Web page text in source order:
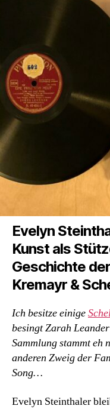
Evelyn
Kunst als
Geschichte
Kremayr &
Ich besitze einige
besingt Zarah
Sammlung stammt eh
anderen Zweig der
Song…
Evelyn Steinthaler